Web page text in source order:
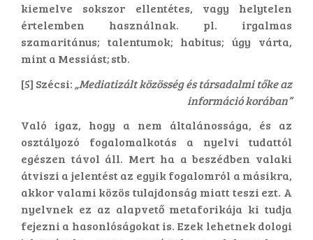
kiemelve sokszor ellentétes, vagy helytelen
értelemben használnak. pl. irgalmas
szamaritánus; talentumok; habitus; úgy várta,
mint a Messiást; stb.
[5] Szécsi: „Mediatizált közösség és társadalmi tőke az
információ korában”
Való igaz, hogy a nem általánossága, és az
osztályozó fogalomalkotás a nyelvi tudattól
egészen távol áll. Mert ha a beszédben valaki
átviszi a jelentést az egyik fogalomról a másikra,
akkor valami közös tulajdonság miatt teszi ezt. A
nyelvnek ez az alapvető metaforikája ki tudja
fejezni a hasonlóságokat is. Ezek lehetnek dologi